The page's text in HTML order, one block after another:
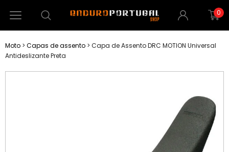
0
Moto > Capas de assento > Capa de Assento DRC MOTION Universal
Antideslizante Preta